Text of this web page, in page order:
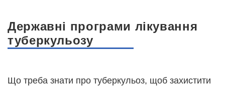
Державні програми лікування
туберкульозу
Що треба знати про туберкульоз, щоб захистити